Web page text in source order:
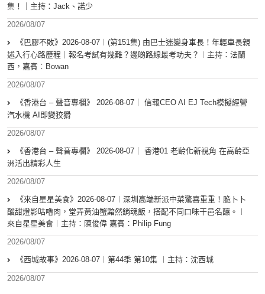
集！｜主持：Jack、諾少
2026/08/07
《巴膠不敗》2026-08-07︱(第151集) 由巴士迷變身車長！年輕車長親
述入行心路歷程｜報名考試有幾難？邊啲路線最考功夫？︱主持：法蘭
西，嘉賓︰Bowan
2026/08/07
《香港台 – 聲音專欄》 2026-08-07｜ 信報CEO AI EJ Tech模擬經營
汽水機 AI即變狡猾
2026/08/07
《香港台 – 聲音專欄》 2026-08-07｜ 香港01 老齡化新視角 在高齡亞
洲活出精彩人生
2026/08/07
《來自星星美食》2026-08-07︱深圳高端新派中菜驚喜重重！脆卜卜
酸甜燈影咕嚕肉，堂弄黃油蟹黯然銷魂飯，搭配不同口味干邑名釀。︱
來自星星美食︱主持：陳俊偉 嘉賓：Philip Fung
2026/08/07
《西城故事》2026-08-07︱第44季 第10集 ︱主持：沈西城
2026/08/07